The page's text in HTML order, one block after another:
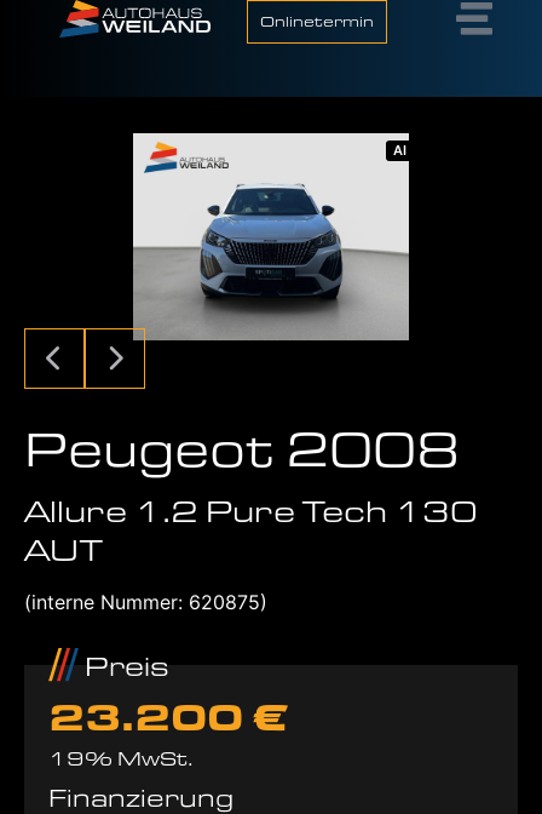
Onlinetermin
AI
Peugeot 2008
Allure 1.2 Pure Tech 130
AUT
(interne Nummer: 620875)
Preis
23.200 €
19% MwSt.
Finanzierung